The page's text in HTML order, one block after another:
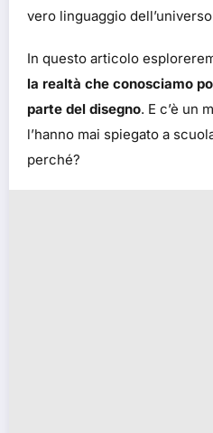
vero linguaggio
In questo articolo
la realtà che conosciamo
parte del disegno. E c’è un
l’hanno mai spiegato a
perché?